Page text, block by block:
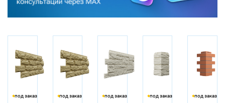
под заказ под заказ под заказ под заказ под заказ